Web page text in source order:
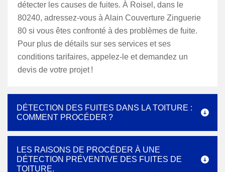
détecter les causes de fuites. À Roisel, dans le
80240, adressez-vous à Alain Couverture Zinguerie
80 si vous êtes confronté à des problèmes de fuite.
Pour plus de détails sur ses services et ses
conditions tarifaires, appelez-le et demandez un
devis de votre projet !
DÉTECTION DES FUITES DANS LA TOITURE :
COMMENT PROCÉDER ?
LES RAISONS DE PROCÉDER À UNE
DÉTECTION PRÉVENTIVE DES FUITES DE
TOITURE.